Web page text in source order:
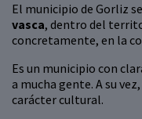
El municipio de Gorliz
vasca, dentro del
concretamente, en la
Es un municipio con
a mucha gente. A su
carácter cultural.